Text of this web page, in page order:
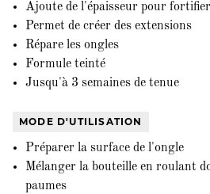
Ajoute de l'épaisseur pour
Permet de créer des extensions
Répare les ongles
Formule teinté
Jusqu'à 3 semaines de tenue
MODE D'UTILISATION
Préparer la surface de l'ongle
Mélanger la bouteille en roulant
paumes